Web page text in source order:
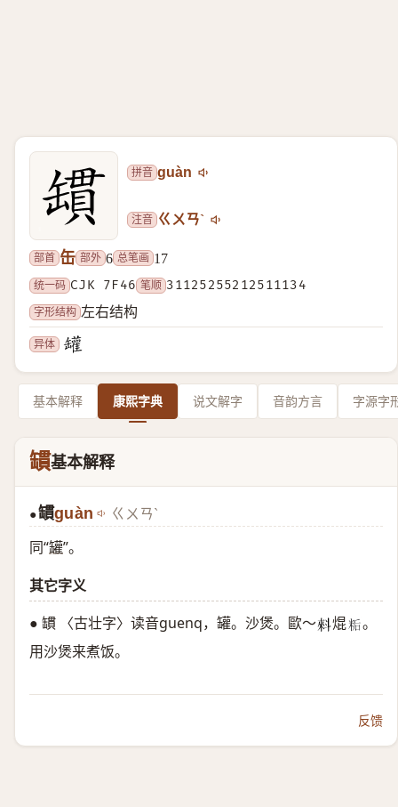
拼音 guàn
注音 ㄍㄨㄢˋ
部首 缶 部外 6 总笔画 17
统一码 CJK 7F46 笔顺 31125255212511134
字形结构 左右结构
异体
基本解释 康熙字典 说文解字 音韵方言 字源字
罆基本解释
●罆guàn ㄍㄨㄢˋ
同“罐”。
其它字义
● 罆 〈古壮字〉读音guenq，罐。沙煲。歐～𰂤 焜𬖙 。
用沙煲来煮饭。
反馈